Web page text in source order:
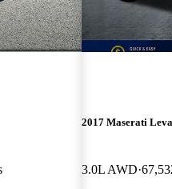
2017 Maserati
3.0L AWD